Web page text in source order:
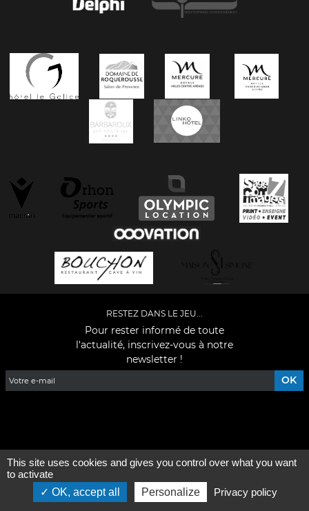
RESTEZ DANS LE JEU...
Pour rester informé de toute
l'actualité, inscrivez-vous à notre
newsletter !
©2026 - Tous droits réservés - Conception :epartenaire
This site uses cookies and gives you control over what you want
to activate
OK, accept all
Personalize Privacy policy